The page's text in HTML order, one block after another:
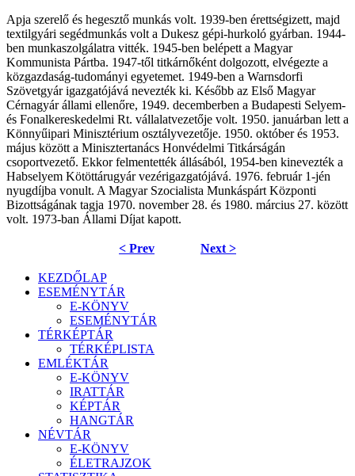
Apja szerelő és hegesztő munkás volt. 1939-ben érettségizett, majd
textilgyári segédmunkás volt a Dukesz gépi-hurkoló gyárban. 1944-
ben munkaszolgálatra vitték. 1945-ben belépett a Magyar
Kommunista Pártba. 1947-től titkárnőként dolgozott, elvégezte a
közgazdaság-tudományi egyetemet. 1949-ben a Warnsdorfi
Szövetgyár igazgatójává nevezték ki. Később az Első Magyar
Cérnagyár állami ellenőre, 1949. decemberben a Budapesti Selyem-
és Fonalkereskedelmi Rt. vállalatvezetője volt. 1950. januárban lett a
Könnyűipari Minisztérium osztályvezetője. 1950. október és 1953.
május között a Minisztertanács Honvédelmi Titkárságán
csoportvezető. Ekkor felmentették állásából, 1954-ben kinevezték a
Habselyem Kötöttárugyár vezérigazgatójává. 1976. február 1-jén
nyugdíjba vonult. A Magyar Szocialista Munkáspárt Központi
Bizottságának tagja 1970. november 28. és 1980. március 27. között
volt. 1973-ban Állami Díjat kapott.
< Prev Next >
KEZDŐLAP
ESEMÉNYTÁR
E-KÖNYV
ESEMÉNYTÁR
TÉRKÉPTÁR
TÉRKÉPLISTA
EMLÉKTÁR
E-KÖNYV
IRATTÁR
KÉPTÁR
HANGTÁR
NÉVTÁR
E-KÖNYV
ÉLETRAJZOK